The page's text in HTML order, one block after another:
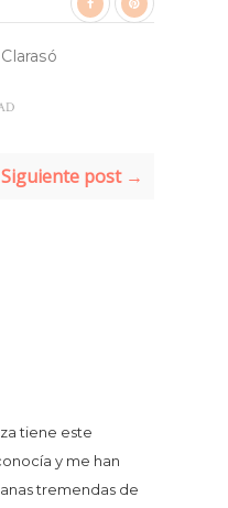
Siguiente post →
tiene este
y me han
tremendas de